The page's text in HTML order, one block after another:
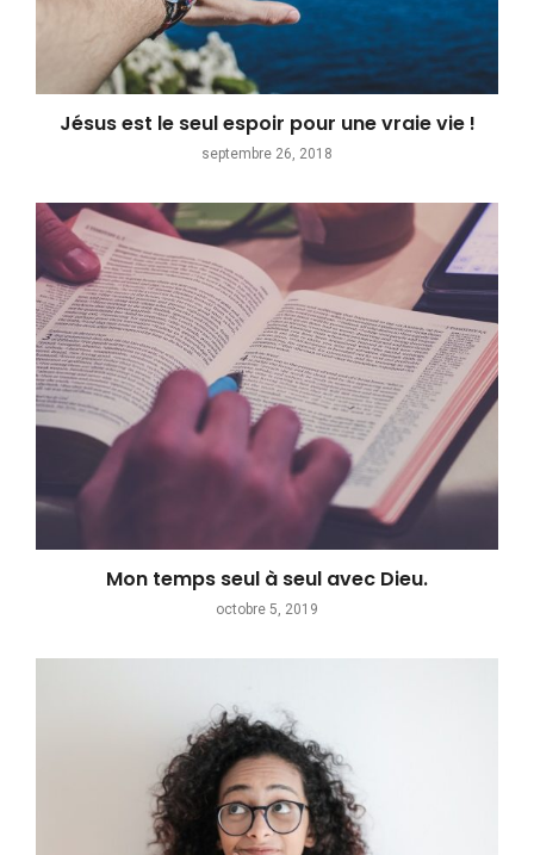
Jésus est le seul espoir pour une vraie vie !
septembre 26, 2018
Mon temps seul à seul avec Dieu.
octobre 5, 2019